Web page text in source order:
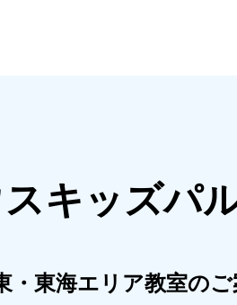
統オープン]筑波大学附属
内（東京･千葉･埼玉エ
月17日
属小セミナーのご案内(
月15日
キッズパ
・東海エリア教室の